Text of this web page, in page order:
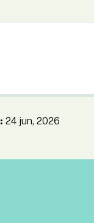
24 jun, 2026